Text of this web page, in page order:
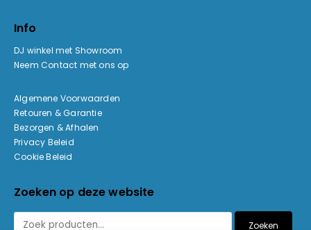
Info
DJ winkel met Showroom
Neem Contact met ons op
Algemene Voorwaarden
Retouren & Garantie
Bezorgen & Afhalen
Privacy Beleid
Cookie Beleid
Zoeken op deze website
Zoeken